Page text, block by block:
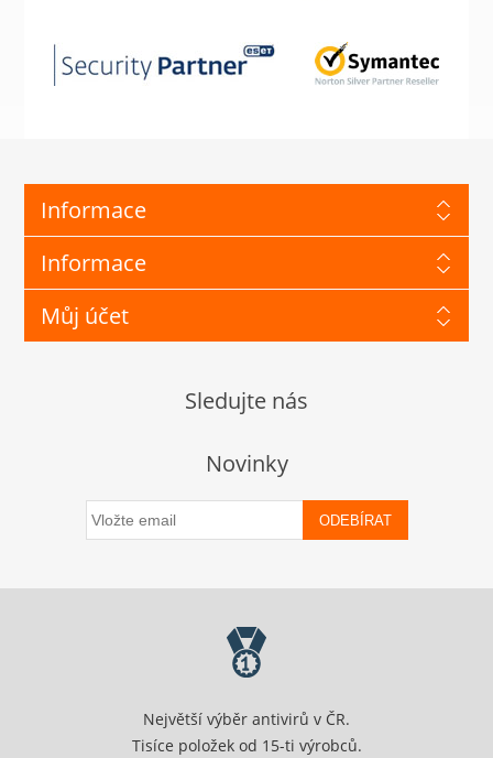
Informace
Informace
Můj účet
Sledujte nás
Novinky
ODEBÍRAT
Největší výběr antivirů v ČR.
Tisíce položek od 15-ti výrobců.